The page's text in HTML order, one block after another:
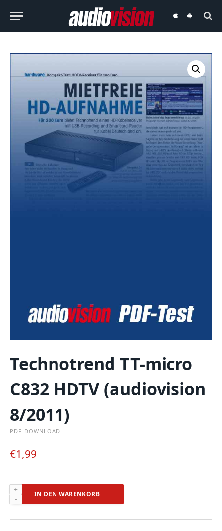
audiovisionaudiovision
Technotrend TT-micro
C832 HDTV (audiovision
8/2011)
PDF-DOWNLOAD
€1,99
Technotrend
TT-
C832
IN DEN WARENKORB